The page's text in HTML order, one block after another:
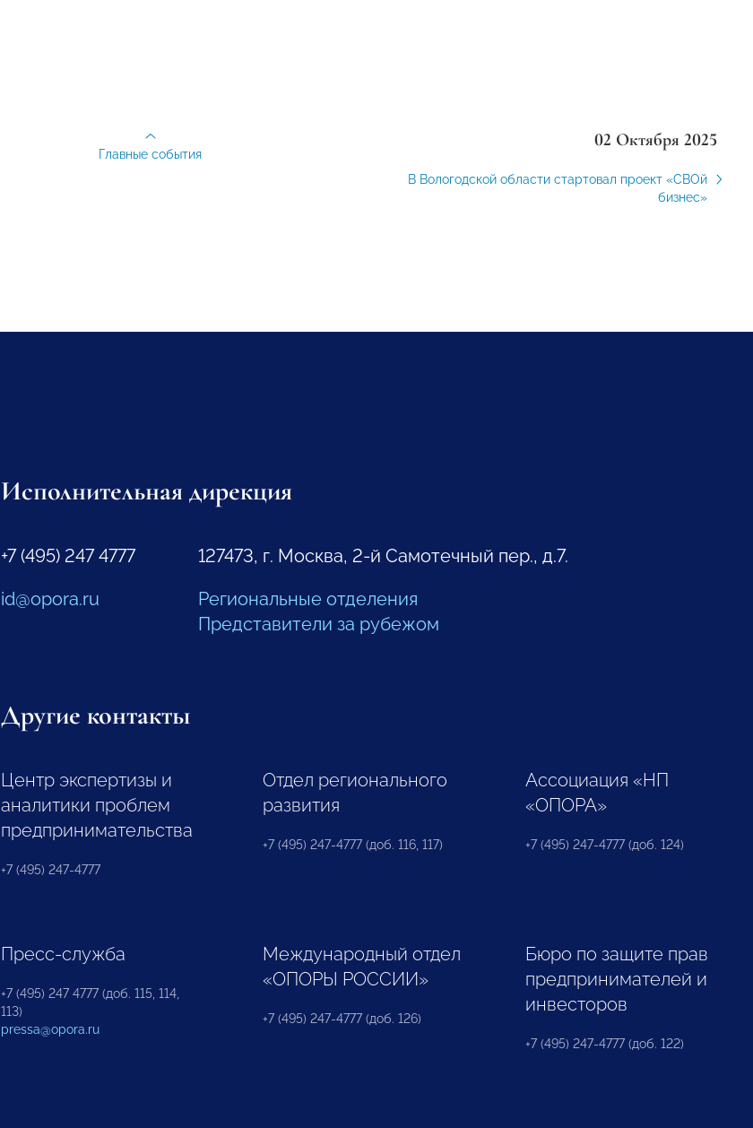
02 Октября 2025
В Вологодской области стартовал проект «СВОй
бизнес»
Главные события
Исполнительная дирекция
+7 (495) 247 4777
id@opora.ru
127473, г. Москва, 2-й Самотечный пер., д.7.
Региональные отделения
Представители за рубежом
Другие контакты
Центр экспертизы и
аналитики проблем
предпринимательства
+7 (495) 247-4777
Отдел регионального
развития
+7 (495) 247-4777 (доб. 116, 117)
Ассоциация «НП
«ОПОРА»
+7 (495) 247-4777 (доб. 124)
Пресс-служба
+7 (495) 247 4777 (доб. 115, 114,
113)
pressa@opora.ru
Международный отдел
«ОПОРЫ РОССИИ»
+7 (495) 247-4777 (доб. 126)
Бюро по защите прав
предпринимателей и
инвесторов
+7 (495) 247-4777 (доб. 122)